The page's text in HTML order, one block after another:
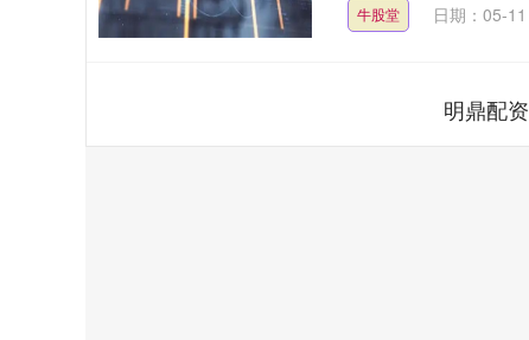
牛股堂 日期：05-11
明鼎配